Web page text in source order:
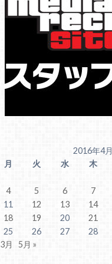
2016年4月
月
火 水 木
4
5 6 7
11
12 13 14
18
19 20 21
25
26 27 28
月
5月 »